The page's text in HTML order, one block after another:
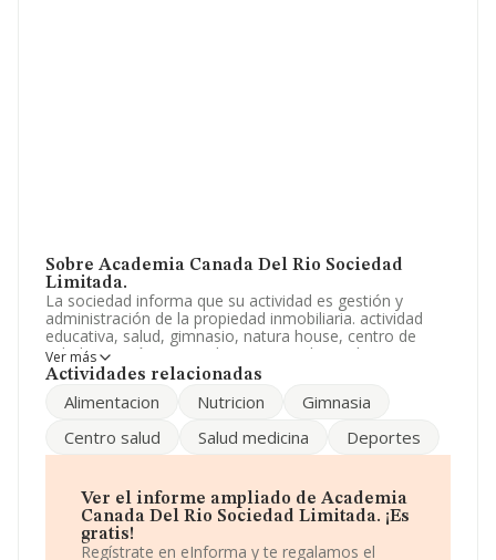
Sobre Academia Canada Del Rio Sociedad
Limitada.
La sociedad informa que su actividad es gestión y
administración de la propiedad inmobiliaria. actividad
educativa, salud, gimnasio, natura house, centro de
salud, nutrición, venta al por menor de productos
educativos, de salud y de gimnasia. La empresa es una
corresponde a 'Gestión y administración de la propiedad
actividad en mercados exteriores.
INFORMA, atendiendo a los niveles de facturación de la
sociedad, se destaca que: ha perdido hasta 174 puestos
en 2025, pasando del puesto 1.588 al 1.762. En el
ranking de sectores las siguientes empresas tienen
Ver más
Actividades relacionadas
Alimentacion Nutricion
Gimnasia
Centro salud
Salud medicina Deportes
Ver el informe ampliado de Academia
Canada Del Rio Sociedad Limitada. ¡Es
gratis!
Regístrate en eInforma y te regalamos el